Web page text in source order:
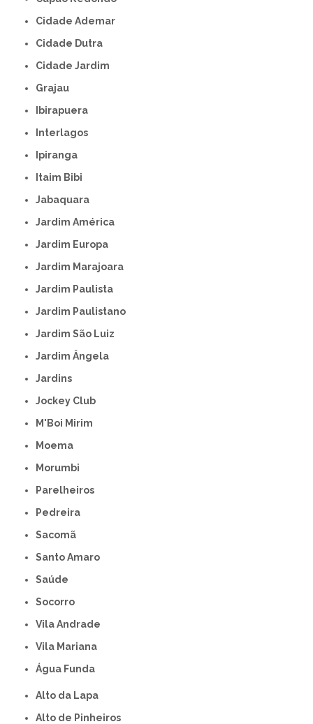
Cidade Ademar
Cidade Dutra
Cidade Jardim
Grajau
Ibirapuera
Interlagos
Ipiranga
Itaim Bibi
Jabaquara
Jardim América
Jardim Europa
Jardim Marajoara
Jardim Paulista
Jardim Paulistano
Jardim São Luiz
Jardim Ângela
Jardins
Jockey Club
M'Boi Mirim
Moema
Morumbi
Parelheiros
Pedreira
Sacomã
Santo Amaro
Saúde
Socorro
Vila Andrade
Vila Mariana
Água Funda
Alto da Lapa
Alto de Pinheiros